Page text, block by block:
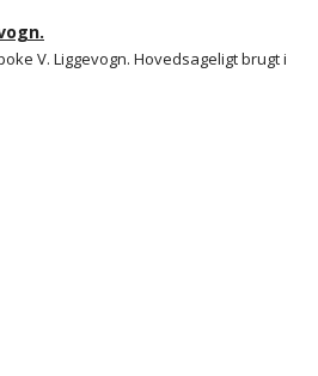
V. Liggevogn. Hovedsageligt brugt i